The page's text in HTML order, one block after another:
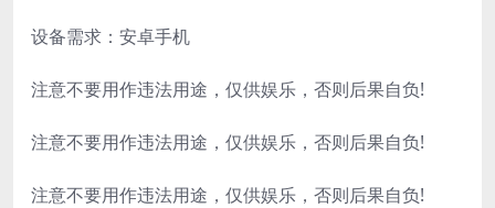
设备需求：安卓手机
注意不要用作违法用途，仅供娱乐，否则后果自负!
注意不要用作违法用途，仅供娱乐，否则后果自负!
注意不要用作违法用途，仅供娱乐，否则后果自负!